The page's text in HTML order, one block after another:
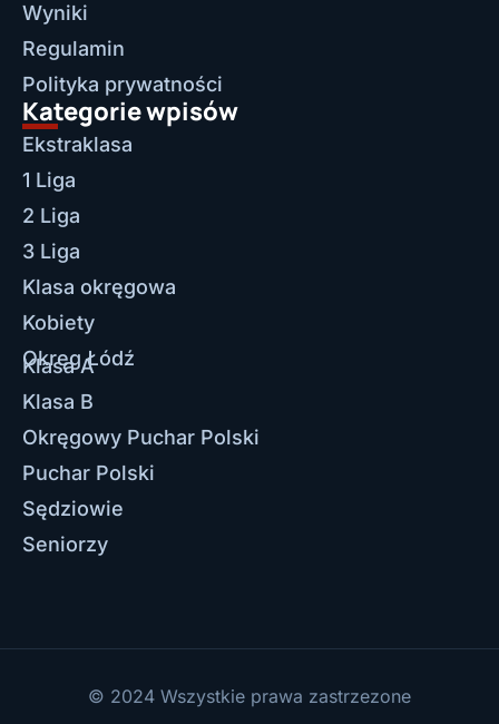
Wyniki
Regulamin
Polityka prywatności
Kategorie wpisów
Ekstraklasa
1 Liga
2 Liga
3 Liga
Klasa okręgowa
Kobiety
Okręg Łódź
Klasa A
Klasa B
Okręgowy Puchar Polski
Puchar Polski
Sędziowie
Seniorzy
© 2024 Wszystkie prawa zastrzezone